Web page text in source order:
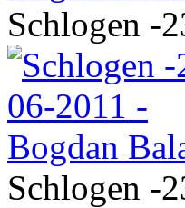
Schlogen -
Schlogen -